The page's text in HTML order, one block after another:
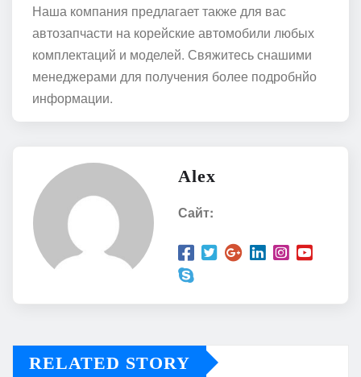
Наша компания предлагает также для вас
автозапчасти на корейские автомобили любых
комплектаций и моделей. Свяжитесь снашими
менеджерами для получения более подробнйо
информации.
Alex
Сайт:
RELATED STORY